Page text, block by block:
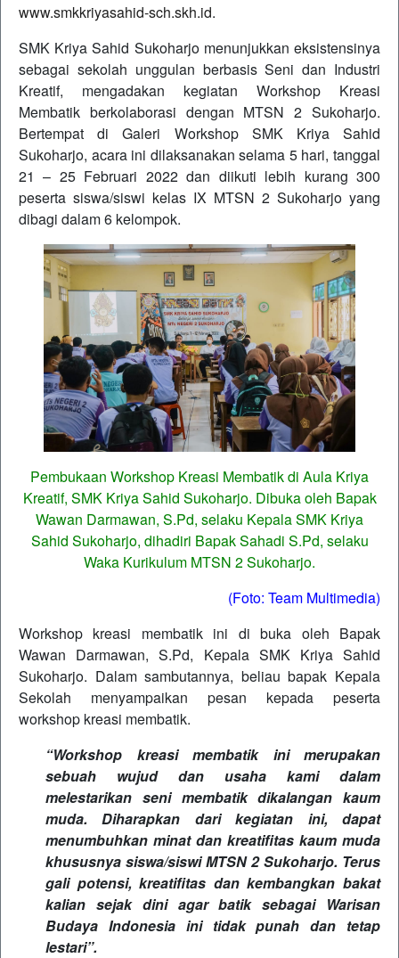
www.smkkriyasahid-sch.skh.id.
SMK Kriya Sahid Sukoharjo menunjukkan eksistensinya
sebagai sekolah unggulan berbasis Seni dan Industri
Kreatif, mengadakan kegiatan Workshop Kreasi
Membatik berkolaborasi dengan MTSN 2 Sukoharjo.
Bertempat di Galeri Workshop SMK Kriya Sahid
Sukoharjo, acara ini dilaksanakan selama 5 hari, tanggal
21 – 25 Februari 2022 dan diikuti lebih kurang 300
peserta siswa/siswi kelas IX MTSN 2 Sukoharjo yang
dibagi dalam 6 kelompok.
Pembukaan Workshop Kreasi Membatik di Aula Kriya
Kreatif, SMK Kriya Sahid Sukoharjo. Dibuka oleh Bapak
Wawan Darmawan, S.Pd, selaku Kepala SMK Kriya
Sahid Sukoharjo, dihadiri Bapak Sahadi S.Pd, selaku
Waka Kurikulum MTSN 2 Sukoharjo.
(Foto: Team Multimedia)
Workshop kreasi membatik ini di buka oleh Bapak
Wawan Darmawan, S.Pd, Kepala SMK Kriya Sahid
Sukoharjo. Dalam sambutannya, beliau bapak Kepala
Sekolah menyampaikan pesan kepada peserta
workshop kreasi membatik.
“Workshop kreasi membatik ini merupakan
sebuah wujud dan usaha kami dalam
melestarikan seni membatik dikalangan kaum
muda. Diharapkan dari kegiatan ini, dapat
menumbuhkan minat dan kreatifitas kaum muda
khususnya siswa/siswi MTSN 2 Sukoharjo. Terus
gali potensi, kreatifitas dan kembangkan bakat
kalian sejak dini agar batik sebagai Warisan
Budaya Indonesia ini tidak punah dan tetap
lestari”.